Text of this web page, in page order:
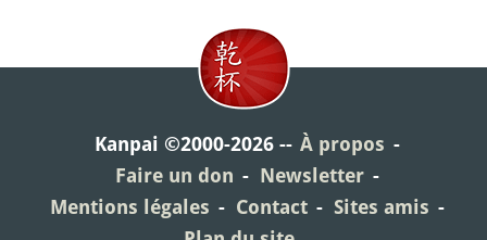
Kanpai ©2000-2026
À propos
Faire un don
Newsletter
Mentions légales
Contact
Sites amis